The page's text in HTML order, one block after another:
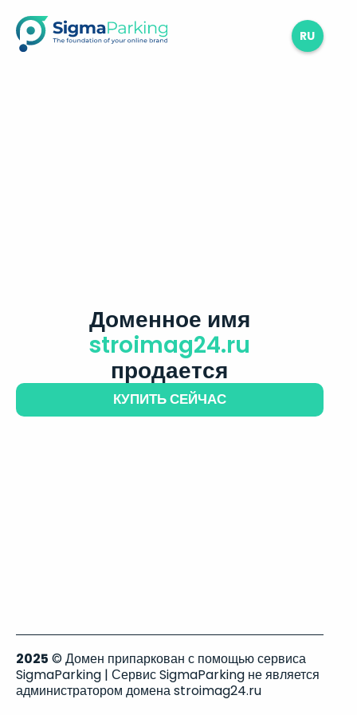
RU
Доменное имя
stroimag24.ru
продается
КУПИТЬ СЕЙЧАС
2025 © Домен припаркован с помощью сервиса
SigmaParking | Сервис SigmaParking не является
администратором домена stroimag24.ru